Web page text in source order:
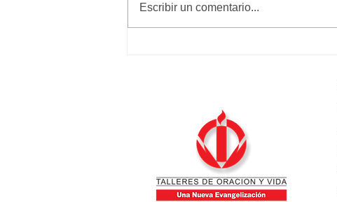
Escribir un comentario...